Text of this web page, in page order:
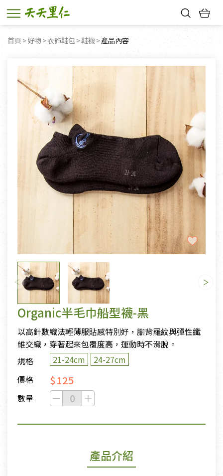
首頁 好物 衣飾鞋包 鞋襪 目前頁面：
產品內容
Organic半毛巾船型襪-黑
以高針數織法輕薄服貼感特別好，腳背羅紋與彈性纖
維交織，穿著起來包覆度高，運動時不滑脫。
規格
21-24cm
24-27cm
價格
$125
數量
產品介紹